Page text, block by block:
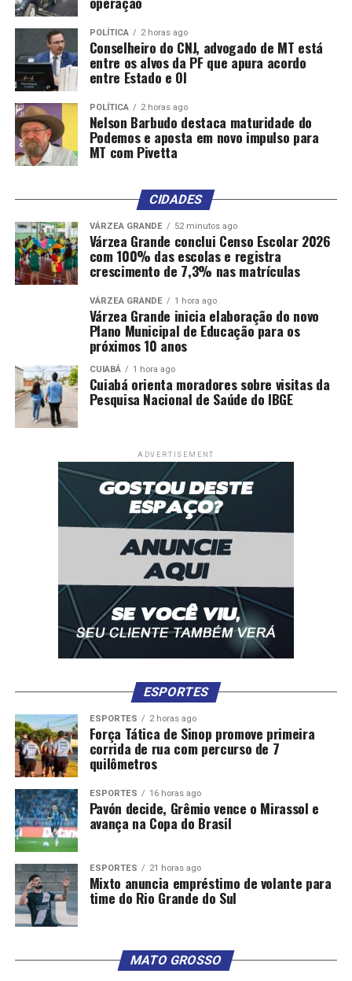
POLÍTICA 2 horas ago
Conselheiro do CNJ, advogado de MT está
entre os alvos da PF que apura acordo
entre Estado e OI
POLÍTICA 2 horas ago
Nelson Barbudo destaca maturidade do
Podemos e aposta em novo impulso para
MT com Pivetta
CIDADES
VÁRZEA GRANDE 52 minutos ago
Várzea Grande conclui Censo Escolar 2026
com 100% das escolas e registra
crescimento de 7,3% nas matrículas
VÁRZEA GRANDE 1 hora ago
Várzea Grande inicia elaboração do novo
Plano Municipal de Educação para os
próximos 10 anos
CUIABÁ 1 hora ago
Cuiabá orienta moradores sobre visitas da
Pesquisa Nacional de Saúde do IBGE
ADVERTISEMENT
ESPORTES
ESPORTES 2 horas ago
Força Tática de Sinop promove primeira
corrida de rua com percurso de 7
quilômetros
ESPORTES 16 horas ago
Pavón decide, Grêmio vence o Mirassol e
avança na Copa do Brasil
ESPORTES 21 horas ago
Mixto anuncia empréstimo de volante para
time do Rio Grande do Sul
MATO GROSSO